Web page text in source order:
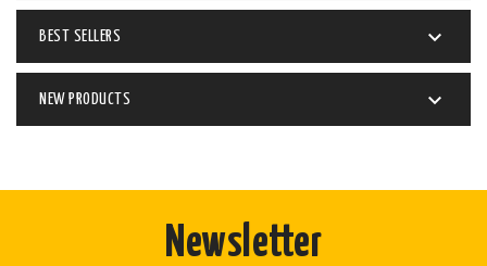
BEST SELLERS 
NEW PRODUCTS 
Newsletter